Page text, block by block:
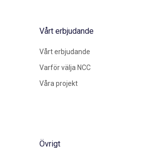
Vårt erbjudande
Vårt erbjudande
Varför välja NCC
Våra projekt
Övrigt